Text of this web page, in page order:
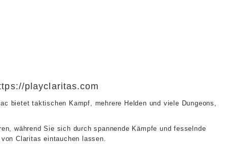
playclaritas.com
bietet taktischen Kampf, mehrere Helden und viele Dungeons,
während Sie sich durch spannende Kämpfe und fesselnde
Claritas eintauchen lassen.